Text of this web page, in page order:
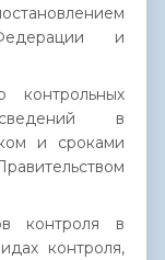
и
в
и сроками
контроля в
контроля,